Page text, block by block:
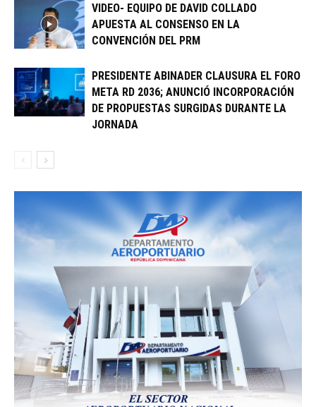
VIDEO- EQUIPO DE DAVID COLLADO
APUESTA AL CONSENSO EN LA
CONVENCIÓN DEL PRM
PRESIDENTE ABINADER CLAUSURA EL FORO
META RD 2036; ANUNCIÓ INCORPORACIÓN
DE PROPUESTAS SURGIDAS DURANTE LA
JORNADA